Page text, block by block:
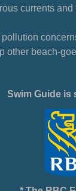
currents and
other beach-
Swim Guide is